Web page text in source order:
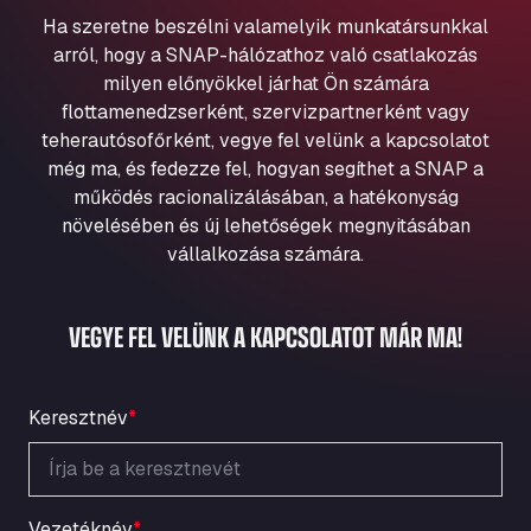
Aqua Ariva GmbH
Marie-Curie-Straße 24, 68219
Aral Autohof Bockel
An der Autobahn 1, 27404
ARAL Autohof Bockenem
Oppelner Str. 1, 31167
ARAL Autohof Merklingen
Nellinger Str. 24, 89188
ARAL Autohof Preis
ARAL Tankstelle - XXL Truckwash.de
GmbH
Ardleigh South Services
a120 westbound, CO77SL
Area 47 Hermanos Rico
Ha szeretne beszélni valamelyik munkatársunkkal
arról, hogy a SNAP-hálózathoz való csatlakozás
milyen előnyökkel járhat Ön számára
flottamenedzserként, szervizpartnerként vagy
teherautósofőrként, vegye fel velünk a kapcsolatot
még ma, és fedezze fel, hogyan segíthet a SNAP a
működés racionalizálásában, a hatékonyság
növelésében és új lehetőségek megnyitásában
vállalkozása számára.
VEGYE FEL VELÜNK A KAPCSOLATOT MÁR MA!
Keresztnév*